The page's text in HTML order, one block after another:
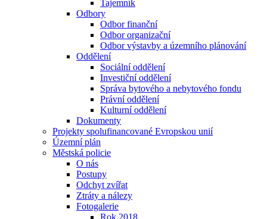
Tajemník
Odbory
Odbor finanční
Odbor organizační
Odbor výstavby a územního plánování
Oddělení
Sociální oddělení
Investiční oddělení
Správa bytového a nebytového fondu
Právní oddělení
Kulturní oddělení
Dokumenty
Projekty spolufinancované Evropskou unií
Územní plán
Městská policie
O nás
Postupy
Odchyt zvířat
Ztráty a nálezy
Fotogalerie
Rok 2018